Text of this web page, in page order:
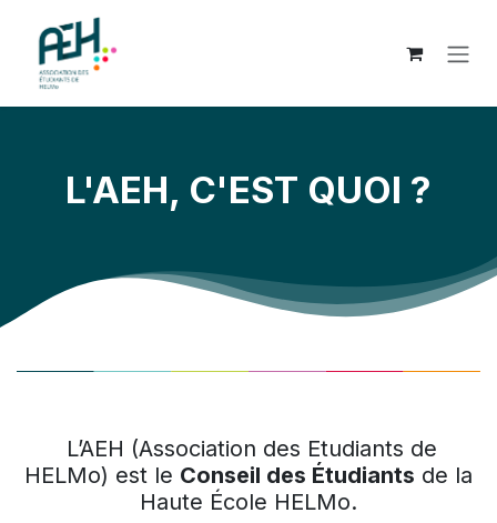
L'AEH, C'EST QUOI ?
L’AEH (Association des Etudiants de
HELMo) est le Conseil des Étudiants de la
Haute École HELMo.